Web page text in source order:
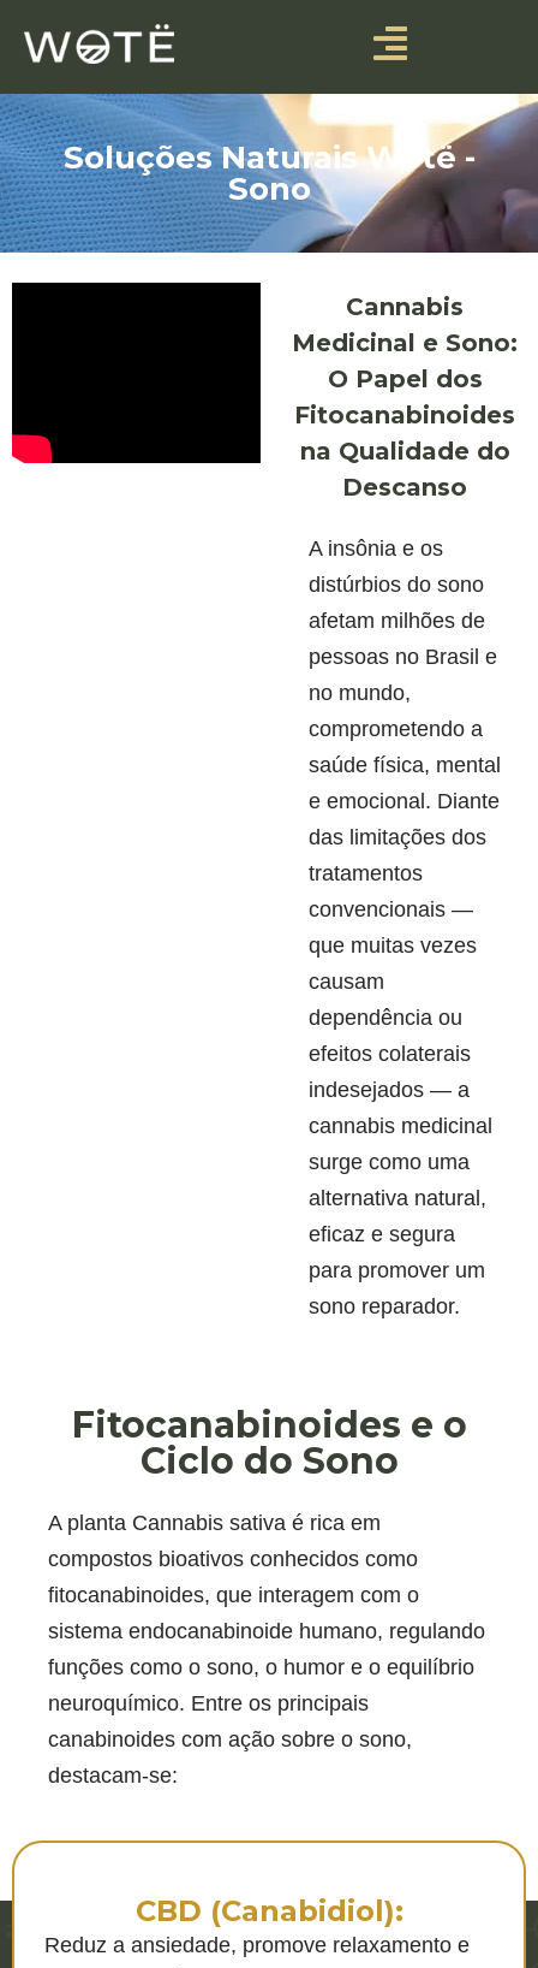
Soluções Naturais Wotë -
Sono
Cannabis
Medicinal e Sono:
O Papel dos
Fitocanabinoides
na Qualidade do
Descanso
A insônia e os
distúrbios do sono
afetam milhões de
pessoas no Brasil e
no mundo,
comprometendo a
saúde física, mental
e emocional. Diante
das limitações dos
tratamentos
convencionais —
que muitas vezes
causam
dependência ou
efeitos colaterais
indesejados — a
cannabis medicinal
surge como uma
alternativa natural,
eficaz e segura
para promover um
sono reparador.
Fitocanabinoides e o
Ciclo do Sono
A planta Cannabis sativa é rica em
compostos bioativos conhecidos como
fitocanabinoides, que interagem com o
sistema endocanabinoide humano, regulando
funções como o sono, o humor e o equilíbrio
neuroquímico. Entre os principais
canabinoides com ação sobre o sono,
destacam-se:
CBD (Canabidiol):
Reduz a ansiedade, promove relaxamento e